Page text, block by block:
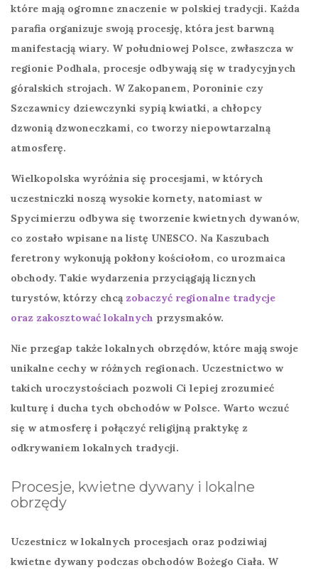
które mają ogromne znaczenie w polskiej tradycji. Każda
parafia organizuje swoją procesję, która jest barwną
manifestacją wiary. W południowej Polsce, zwłaszcza w
regionie Podhala, procesje odbywają się w tradycyjnych
góralskich strojach. W Zakopanem, Poroninie czy
Szczawnicy dziewczynki sypią kwiatki, a chłopcy
dzwonią dzwoneczkami, co tworzy niepowtarzalną
atmosferę.
Wielkopolska wyróżnia się procesjami, w których
uczestniczki noszą wysokie kornety, natomiast w
Spycimierzu odbywa się tworzenie kwietnych dywanów,
co zostało wpisane na listę UNESCO. Na Kaszubach
feretrony wykonują pokłony kościołom, co urozmaica
obchody. Takie wydarzenia przyciągają licznych
turystów, którzy chcą zobaczyć regionalne tradycje
oraz zakosztować lokalnych przysmaków.
Nie przegap także lokalnych obrzędów, które mają swoje
unikalne cechy w różnych regionach. Uczestnictwo w
takich uroczystościach pozwoli Ci lepiej zrozumieć
kulturę i ducha tych obchodów w Polsce. Warto wczuć
się w atmosferę i połączyć religijną praktykę z
odkrywaniem lokalnych tradycji.
Procesje, kwietne dywany i lokalne
obrzędy
Uczestnicz w lokalnych procesjach oraz podziwiaj
kwietne dywany podczas obchodów Bożego Ciała. W